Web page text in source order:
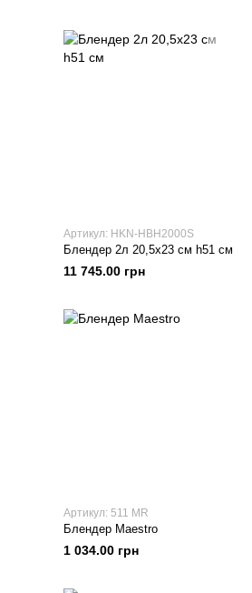
Артикул: HKN-HBH2000S
Блендер 2л 20,5х23 см h51 см
11 745.00 грн
Артикул: 511 MR
Блендер Maestro
1 034.00 грн